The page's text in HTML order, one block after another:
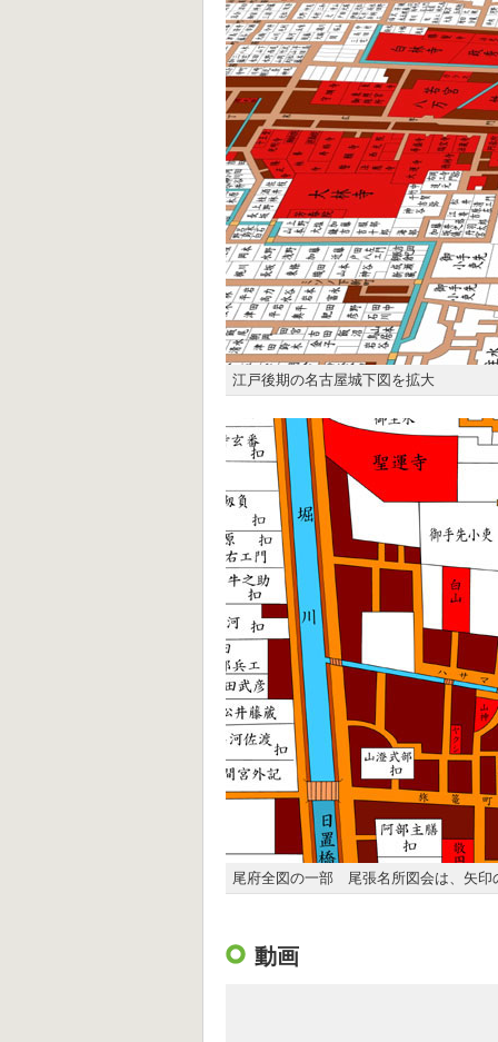
江戸後期の名古屋城下図を拡大
尾府全図の一部 尾張名所図会は、矢印
動画